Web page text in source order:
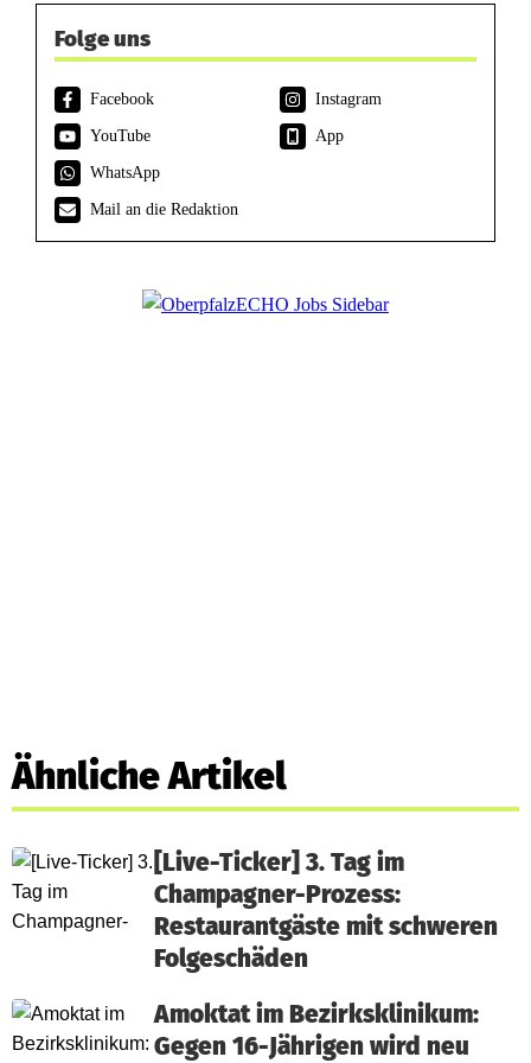
Folge uns
Facebook
Instagram
YouTube
App
WhatsApp
Mail an die Redaktion
Ähnliche Artikel
[Live-Ticker] 3. Tag im
Champagner-Prozess:
Restaurantgäste mit schweren
Folgeschäden
Amoktat im Bezirksklinikum:
Gegen 16-Jährigen wird neu